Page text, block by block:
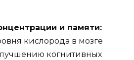
и памяти:
кислорода в мозге
когнитивных